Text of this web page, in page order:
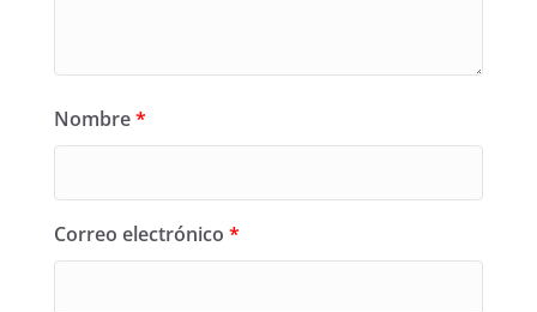
Nombre*
Correo electrónico *